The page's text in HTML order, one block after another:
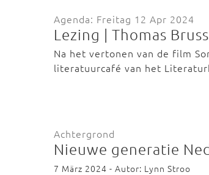
Agenda: Freitag 12 Apr 2024
Lezing | Thomas
Na het vertonen van de film
literatuurcafé van het
Achtergrond
Nieuwe generatie
7 März 2024 - Autor: Lynn Stroo